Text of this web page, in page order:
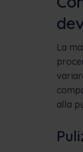
La
alla